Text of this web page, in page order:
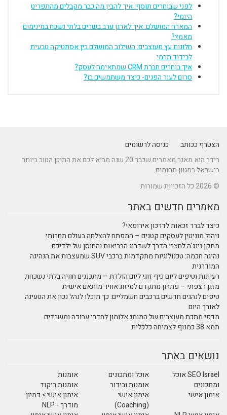
לפני שבוחרים תוסף: איך להבין מה כבר מקבלים מהתפריט
היומי?
המארח המושלם: איך לארגן ערב בשרים בלתי נשכח במינימום
מאמץ?
חלונות עץ מעוצבים: השילוב המושלם בין אסתטיקה טבעית
לבידוד תרמי
איך בוחרים חברת CRM שמתאימה לעסק?
סרום לעור הפנים- כיצד משתמשים בו?
הצטרף ככותב
כניסה לרשומים
רידר הוא מאגר מאמרים שכבר 20 שנה מביא לכם את התוכן הטוב ביותר
בישראל במגוון תחומים.
© 2026 כל הזכויות שמורות
מאמרים חדשים באתר
כיצד לברר זכאות לדרכון אירופאי?
ניהול מוניטין לעסקים קטנים – המפתח להצלחה בעולם תחרותי
מתקן נינג'ה לחצר: הדרך לשדרוג הבריאות והחוסן של ילדיכם
נהיגה חכמה: טכנולוגיות מתקדמות ברכבי SUV שמעצבות את הנהיגה
המודרנית
רעיונות וטיפים ליום כיף זוגי ליום הולדת – מתכננים חוויה בלתי נשכחת
מזגן רצפתי – פתרון מתקדם למיזוג אוויר מותאם אישית
טיפים לנהגים חדשים ברכבים חשמליים: כך תוכלו לנהל נכון את הטעינה
לאורך היום
מדפי מתכת מעוצבים של המותג אלומון לחדרי עבודה ומשרדים
תמא 38 כמנוף לצמיחה כלכלית
נושאים באתר
SEO Israel אוכל
ומתכונים
אוכל ומתכונים
אומנות
אומנות ובידור
אומנות ריקוד
אימון אישי
אימון אישי
(Coaching)
אימון אישי > דמיון
מודרך - NLP